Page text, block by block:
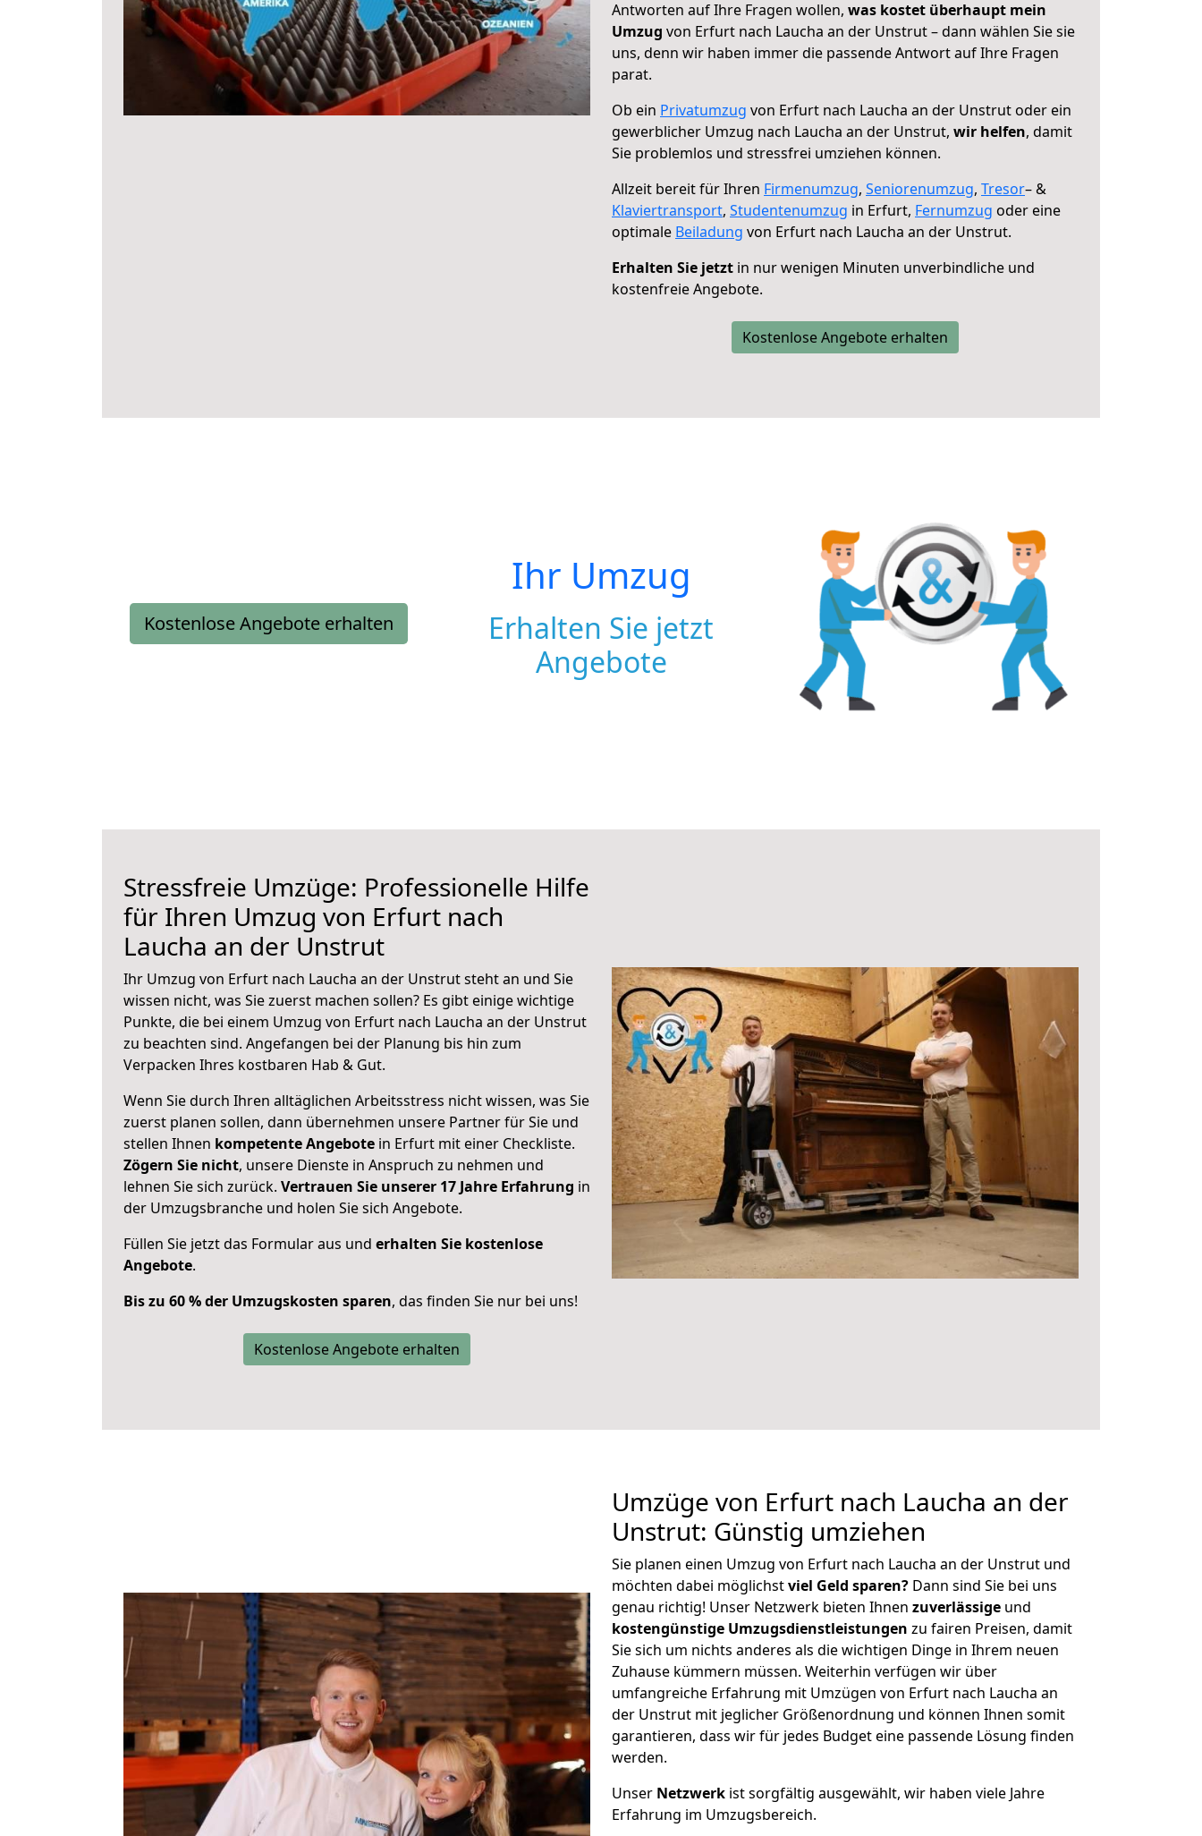
Antworten auf Ihre Fragen wollen, was kostet überhaupt mein
Umzug von Erfurt nach Laucha an der Unstrut – dann wählen Sie sie
uns, denn wir haben immer die passende Antwort auf Ihre Fragen
parat.
Ob ein Privatumzug von Erfurt nach Laucha an der Unstrut oder ein
gewerblicher Umzug nach Laucha an der Unstrut, wir helfen, damit
Sie problemlos und stressfrei umziehen können.
Allzeit bereit für Ihren Firmenumzug, Seniorenumzug, Tresor– &
Klaviertransport, Studentenumzug in Erfurt, Fernumzug oder eine
optimale Beiladung von Erfurt nach Laucha an der Unstrut.
Erhalten Sie jetzt in nur wenigen Minuten unverbindliche und
kostenfreie Angebote.
Kostenlose Angebote erhalten
Kostenlose Angebote erhalten
Ihr Umzug
Erhalten Sie jetzt
Angebote
Stressfreie Umzüge: Professionelle Hilfe
für Ihren Umzug von Erfurt nach
Laucha an der Unstrut
Ihr Umzug von Erfurt nach Laucha an der Unstrut steht an und Sie
wissen nicht, was Sie zuerst machen sollen? Es gibt einige wichtige
Punkte, die bei einem Umzug von Erfurt nach Laucha an der Unstrut
zu beachten sind. Angefangen bei der Planung bis hin zum
Verpacken Ihres kostbaren Hab & Gut.
Wenn Sie durch Ihren alltäglichen Arbeitsstress nicht wissen, was Sie
zuerst planen sollen, dann übernehmen unsere Partner für Sie und
stellen Ihnen kompetente Angebote in Erfurt mit einer Checkliste.
Zögern Sie nicht, unsere Dienste in Anspruch zu nehmen und
lehnen Sie sich zurück. Vertrauen Sie unserer 17 Jahre Erfahrung in
der Umzugsbranche und holen Sie sich Angebote.
Füllen Sie jetzt das Formular aus und erhalten Sie kostenlose
Angebote.
Bis zu 60 % der Umzugskosten sparen, das finden Sie nur bei uns!
Kostenlose Angebote erhalten
Umzüge von Erfurt nach Laucha an der
Unstrut: Günstig umziehen
Sie planen einen Umzug von Erfurt nach Laucha an der Unstrut und
möchten dabei möglichstviel Geld sparen? Dann sind Sie bei uns
genau richtig! Unser Netzwerk bieten Ihnen zuverlässige und
kostengünstige Umzugsdienstleistungen zu fairen Preisen, damit
Sie sich um nichts anderes als die wichtigen Dinge in Ihrem neuen
Zuhause kümmern müssen. Weiterhin verfügen wir über
umfangreiche Erfahrung mit Umzügen von Erfurt nach Laucha an
der Unstrut mit jeglicher Größenordnung und können Ihnen somit
garantieren, dass wir für jedes Budget eine passende Lösung finden
werden.
Unser Netzwerk ist sorgfältig ausgewählt, wir haben viele Jahre
Erfahrung im Umzugsbereich.